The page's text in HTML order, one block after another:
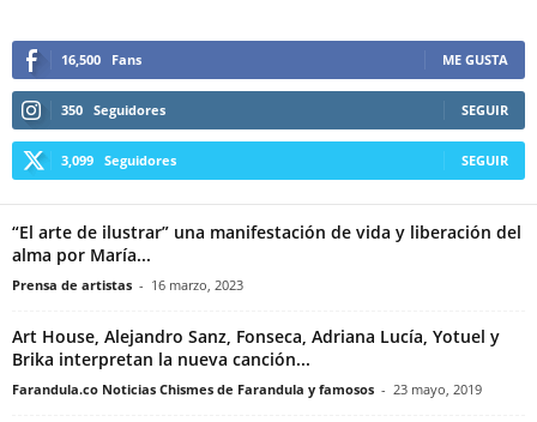
16,500 Fans ME GUSTA
350 Seguidores SEGUIR
3,099 Seguidores SEGUIR
“El arte de ilustrar” una manifestación de vida y liberación del
alma por María...
Prensa de artistas - 16 marzo, 2023
Art House, Alejandro Sanz, Fonseca, Adriana Lucía, Yotuel y
Brika interpretan la nueva canción...
Farandula.co Noticias Chismes de Farandula y famosos - 23 mayo, 2019